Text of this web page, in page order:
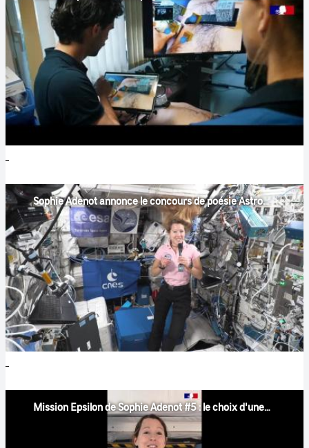
Sophie Adenot annonce le concours de poésie Astropoèmes
Mission Epsilon de Sophie Adenot #5 : le choix d'une playlist pour l'Espace